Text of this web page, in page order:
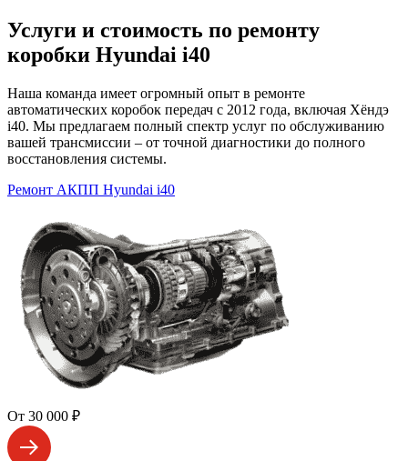
Услуги и стоимость по ремонту
коробки Hyundai i40
Наша команда имеет огромный опыт в ремонте
автоматических коробок передач с 2012 года, включая Хёндэ
i40. Мы предлагаем полный спектр услуг по обслуживанию
вашей трансмиссии – от точной диагностики до полного
восстановления системы.
Ремонт АКПП Hyundai i40
От 30 000 ₽